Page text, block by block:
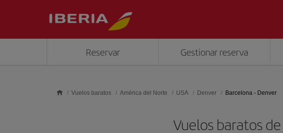
Reservar Gestionar reserva
Vuelos baratos América del Norte USA Denver Barcelona - Denver
Vuelos baratos